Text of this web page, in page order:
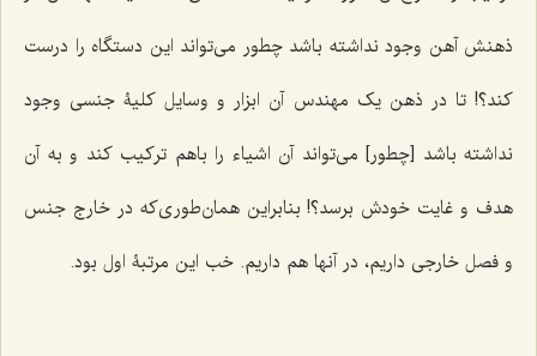
ذهنش آهن وجود نداشته باشد چطور مى‌تواند این دستگاه را درست
کند؟! تا در ذهن یک مهندس آن ابزار و وسایل کلیۀ جنسی وجود
نداشته باشد [چطور] مى‌تواند آن اشیاء را باهم ترکیب کند و به آن
هدف و غایت خودش برسد؟! بنابراین همان‌طوری‌که در خارج جنس
و فصل خارجى داریم، در آنها هم داریم. خب این مرتبۀ اول بود.